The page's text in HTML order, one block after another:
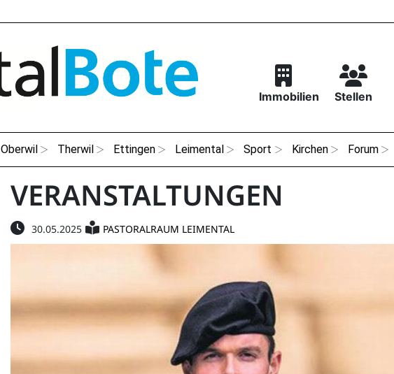
Immobilien Stellen
Oberwil Therwil Ettingen Leimental Sport Kirchen Forum
VERANSTALTUNGEN
30.05.2025 PASTORALRAUM LEIMENTAL